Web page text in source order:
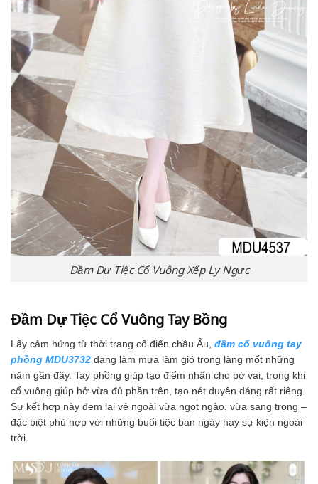
Đầm Dự Tiệc Cổ Vuông Xếp Ly Ngực
Đầm Dự Tiệc Cổ Vuông Tay Bồng
Lấy cảm hứng từ thời trang cổ điển châu Âu, đầm cổ vuông tay
phồng MDU3732 đang làm mưa làm gió trong làng mốt những
năm gần đây. Tay phồng giúp tạo điểm nhấn cho bờ vai, trong khi
cổ vuông giúp hở vừa đủ phần trên, tạo nét duyên dáng rất riêng.
Sự kết hợp này đem lại vẻ ngoài vừa ngọt ngào, vừa sang trọng –
đặc biệt phù hợp với những buổi tiệc ban ngày hay sự kiện ngoài
trời.